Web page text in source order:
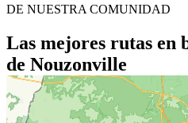
DE NUESTRA COMUNIDAD
Las mejores rutas en
de Nouzonville